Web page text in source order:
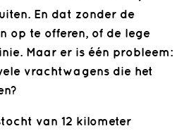
En dat zonder de
op te offeren, of de lege
Maar er is één probleem:
vrachtwagens die het
van 12 kilometer